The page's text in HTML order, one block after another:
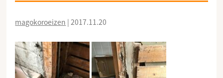
magokoroeizen |2017.11.20